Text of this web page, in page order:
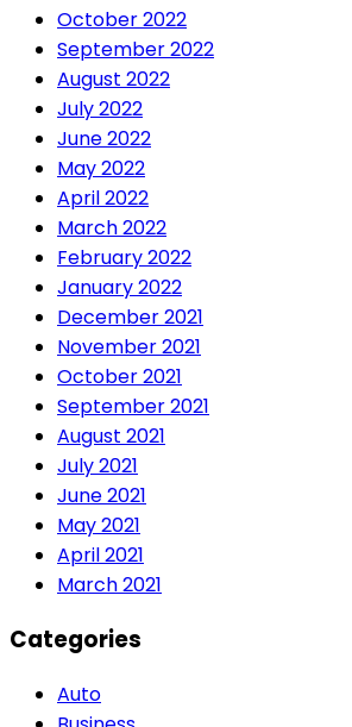
October 2022
September 2022
August 2022
July 2022
June 2022
May 2022
April 2022
March 2022
February 2022
January 2022
December 2021
November 2021
October 2021
September 2021
August 2021
July 2021
June 2021
May 2021
April 2021
March 2021
Categories
Auto